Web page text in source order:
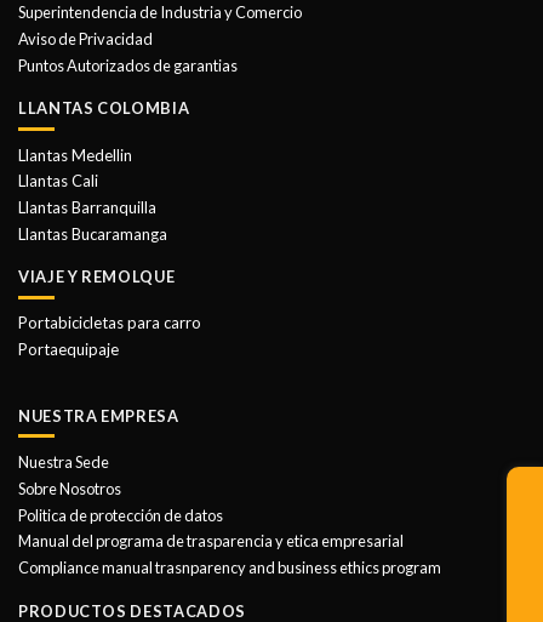
Superintendencia de Industria y Comercio
Aviso de Privacidad
Puntos Autorizados de garantias
LLANTAS COLOMBIA
Llantas Medellin
Llantas Cali
Llantas Barranquilla
Llantas Bucaramanga
VIAJE Y REMOLQUE
Portabicicletas para carro
Portaequipaje
NUESTRA EMPRESA
Nuestra Sede
Sobre Nosotros
Politica de protección de datos
Manual del programa de trasparencia y etica empresarial
Compliance manual trasnparency and business ethics program
PRODUCTOS DESTACADOS